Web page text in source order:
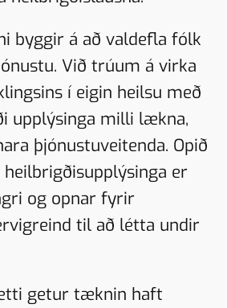
byggir á að valdefla fólk
Við trúum á virka
í eigin heilsu með
upplýsinga milli lækna,
þjónustuveitenda. Opið
er
og opnar fyrir
til að létta undir
getur tæknin haft